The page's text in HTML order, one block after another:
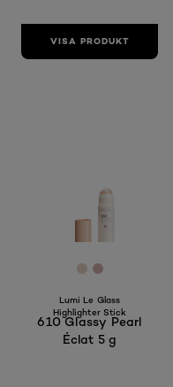
VISA PRODUKT
[Color]:
[Color]:
Lumi Le Glass
Highlighter Stick
610 Glassy Pearl
Éclat 5 g